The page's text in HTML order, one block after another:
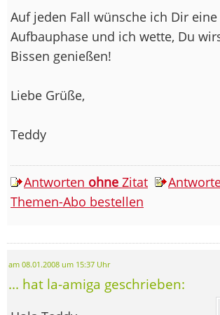
Auf jeden Fall wünsche ich Dir
Aufbauphase und ich wette, Du
Bissen genießen!
Liebe Grüße,
Teddy
Antworten ohne Zitat
Themen-Abo bestellen
am 08.01.2008 um 15:37 Uhr
... hat la-amiga geschrieben: